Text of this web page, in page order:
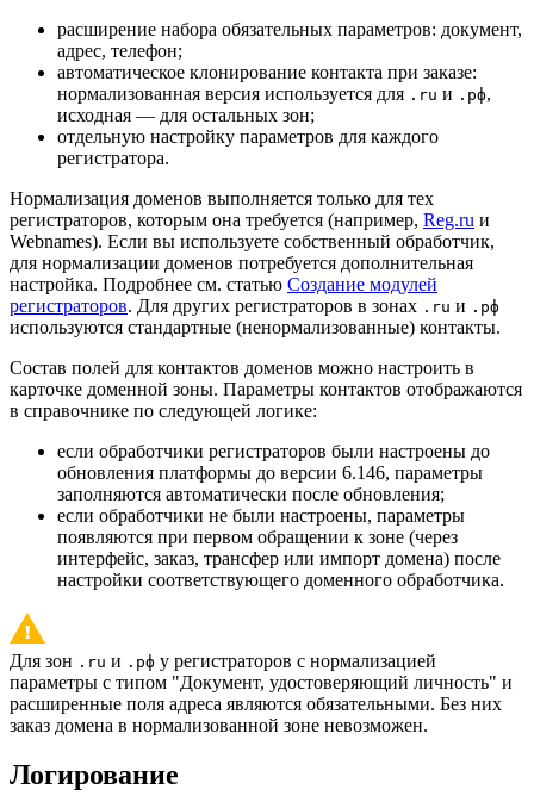
расширение набора обязательных параметров: документ,
адрес, телефон;
автоматическое клонирование контакта при заказе:
нормализованная версия используется для .ru и .рф,
исходная — для остальных зон;
отдельную настройку параметров для каждого
регистратора.
Нормализация доменов выполняется только для тех
регистраторов, которым она требуется (например, Reg.ru и
Webnames). Если вы используете собственный обработчик,
для нормализации доменов потребуется дополнительная
настройка. Подробнее см. статью Создание модулей
регистраторов. Для других регистраторов в зонах .ru и .рф
используются стандартные (ненормализованные) контакты.
Состав полей для контактов доменов можно настроить в
карточке доменной зоны. Параметры контактов отображаются
в справочнике по следующей логике:
если обработчики регистраторов были настроены до
обновления платформы до версии 6.146, параметры
заполняются автоматически после обновления;
если обработчики не были настроены, параметры
появляются при первом обращении к зоне (через
интерфейс, заказ, трансфер или импорт домена) после
настройки соответствующего доменного обработчика.
Для зон .ru и .рф у регистраторов с нормализацией
параметры с типом "Документ, удостоверяющий личность" и
расширенные поля адреса являются обязательными. Без них
заказ домена в нормализованной зоне невозможен.
Логирование